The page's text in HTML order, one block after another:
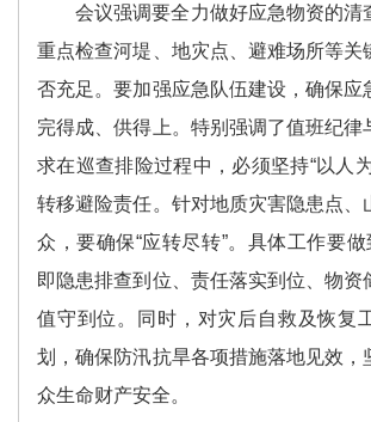
会议强调要全力做好应急物资的清
重点检查河堤、地灾点、避难场所等关
否充足。要加强应急队伍建设，确保应
完得成、供得上。特别强调了值班纪律
求在巡查排险过程中，必须坚持“以人
转移避险责任。针对地质灾害隐患点、
众，要确保“应转尽转”。具体工作要做
即隐患排查到位、责任落实到位、物资
值守到位。同时，对灾后自救及恢复
划，确保防汛抗旱各项措施落地见效，
众生命财产安全。